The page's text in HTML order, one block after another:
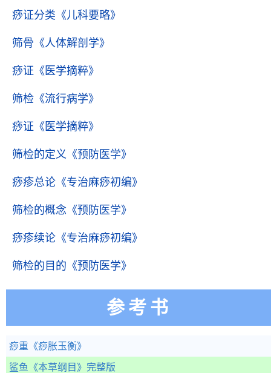
痧证分类 《儿科要略》
筛骨 《人体解剖学》
痧证 《医学摘粹》
筛检 《流行病学》
痧证 《医学摘粹》
筛检的定义 《预防医学》
痧疹总论 《专治麻痧初编》
筛检的概念 《预防医学》
痧疹续论 《专治麻痧初编》
筛检的目的 《预防医学》
参考书
痧重 《痧胀玉衡》
鲨鱼 《本草纲目》完整版